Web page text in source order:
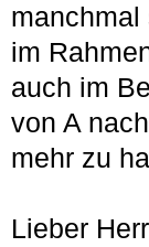
manchmal
im
auch im
von A
mehr zu
Lieber